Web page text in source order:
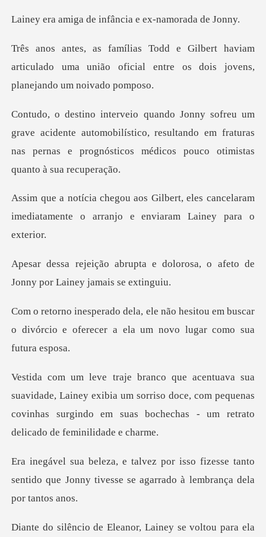
de infância e ex-
haviam
articulado uma união oficial entre os
dente automobilístico, resultando em fraturas
nas pernas e pr
, eles cancelaram
imediatamente o arra
e dolorosa, o afeto de
Jonny p
sitou em buscar
o divórcio e oferecer a e
ainey exibia um sorriso doce, com pequenas
covinhas surgindo em
fizesse tanto
sentido que Jonny tivesse se